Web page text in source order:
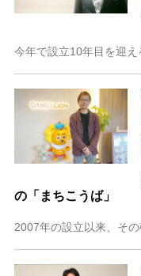
の「まちこうば」